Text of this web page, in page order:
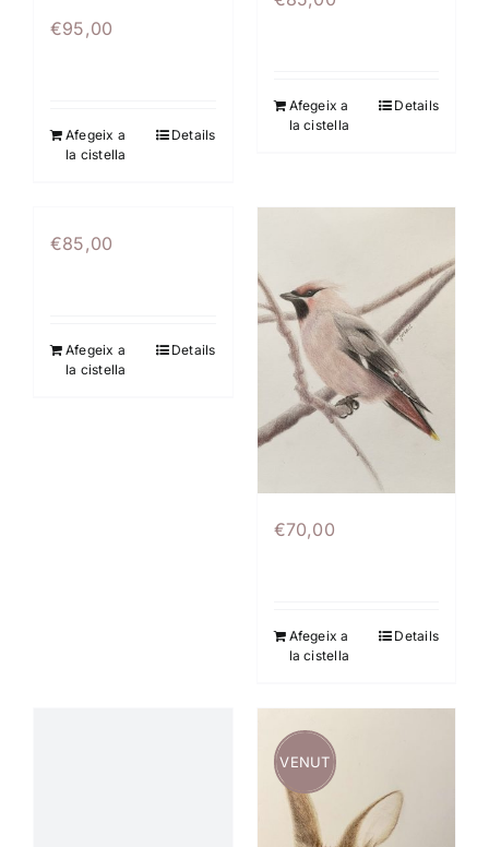
€95,00
Afegeix a
la cistella
Details
Afegeix a
la cistella
Details
€85,00
Afegeix a
la cistella
Details
€70,00
Afegeix a
la cistella
Details
VENUT